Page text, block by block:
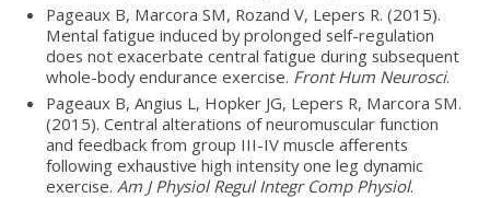
Pageaux B, Marcora SM, Rozand V, Lepers R. (2015).
Mental fatigue induced by prolonged self-regulation
does not exacerbate central fatigue during subsequent
whole-body endurance exercise. Front Hum Neurosci.
Pageaux B, Angius L, Hopker JG, Lepers R, Marcora SM.
(2015). Central alterations of neuromuscular function
and feedback from group III-IV muscle afferents
following exhaustive high intensity one leg dynamic
exercise. Am J Physiol Regul Integr Comp Physiol.